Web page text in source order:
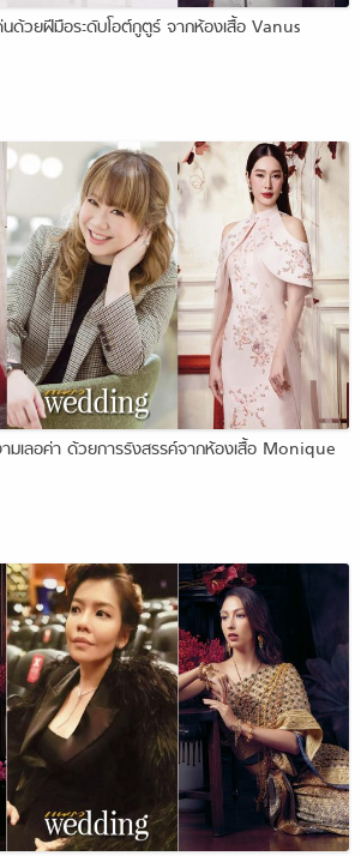
นด้วยฝีมือระดับโอต์กูตูร์ จากห้องเสื้อ Vanus
เลอค่า ด้วยการรังสรรค์จากห้องเสื้อ Monique